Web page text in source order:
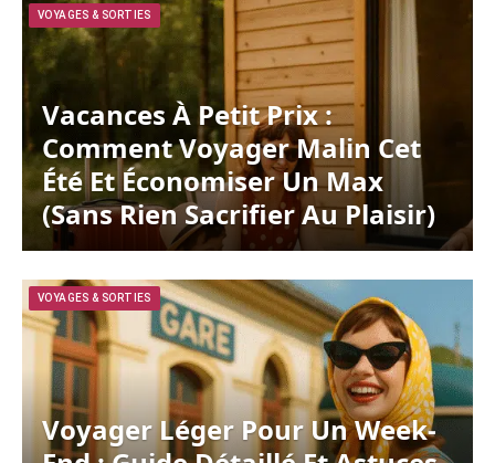
VOYAGES & SORTIES
Vacances À Petit Prix :
Comment Voyager Malin Cet
Été Et Économiser Un Max
(sans Rien Sacrifier Au Plaisir)
VOYAGES & SORTIES
Voyager Léger Pour Un Week-